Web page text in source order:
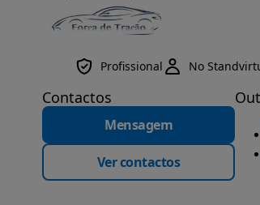
Profissional No
Contactos
Mensagem
Ver contactos